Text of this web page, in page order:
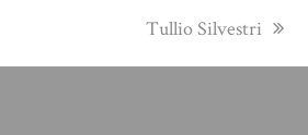
next
Tullio Silvestri